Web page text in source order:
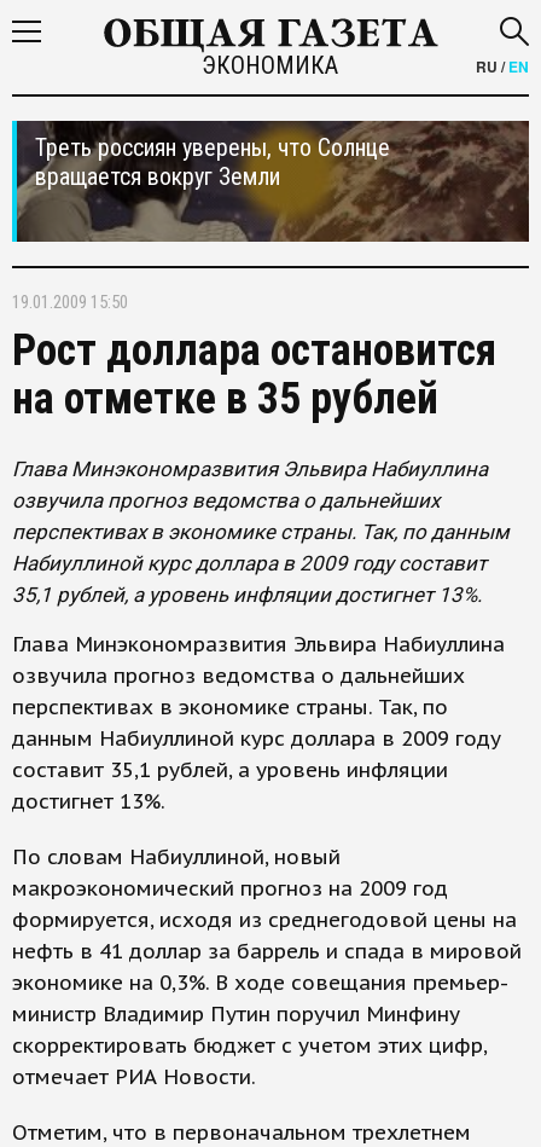
ЭКОНОМИКА RU /EN
Треть россиян уверены, что Солнце
вращается вокруг Земли
19.01.2009 15:50
Рост доллара остановится
на отметке в 35 рублей
Глава Минэкономразвития Эльвира Набиуллина
озвучила прогноз ведомства о дальнейших
перспективах в экономике страны. Так, по данным
Набиуллиной курс доллара в 2009 году составит
35,1 рублей, а уровень инфляции достигнет 13%.
Глава Минэкономразвития Эльвира Набиуллина
озвучила прогноз ведомства о дальнейших
перспективах в экономике страны. Так, по
данным Набиуллиной курс доллара в 2009 году
составит 35,1 рублей, а уровень инфляции
достигнет 13%.
По словам Набиуллиной, новый
макроэкономический прогноз на 2009 год
формируется, исходя из среднегодовой цены на
нефть в 41 доллар за баррель и спада в мировой
экономике на 0,3%. В ходе совещания премьер-
министр Владимир Путин поручил Минфину
скорректировать бюджет с учетом этих цифр,
отмечает РИА Новости.
Отметим, что в первоначальном трехлетнем